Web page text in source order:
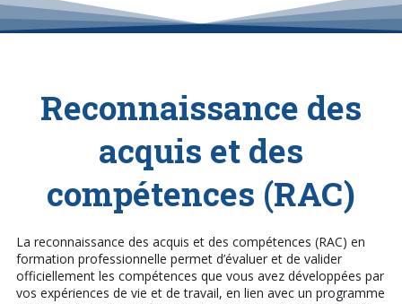
Reconnaissance des
acquis et des
compétences (RAC)
La reconnaissance des acquis et des compétences (RAC) en
formation professionnelle permet d’évaluer et de valider
officiellement les compétences que vous avez développées par
vos expériences de vie et de travail, en lien avec un programme